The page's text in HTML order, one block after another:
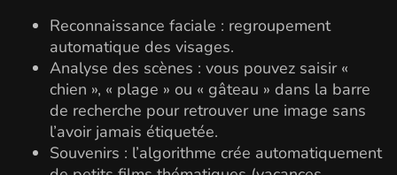
Reconnaissance faciale : regroupement
automatique des visages.
Analyse des scènes : vous pouvez saisir «
chien », « plage » ou « gâteau » dans la barre
de recherche pour retrouver une image sans
l’avoir jamais étiquetée.
Souvenirs : l’algorithme crée automatiquement